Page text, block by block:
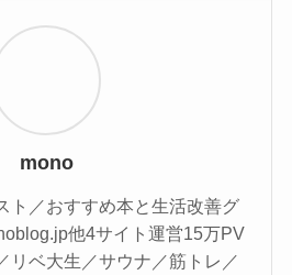
mono
ト／おすすめ本と生活改善グ
他4サイト運営15万PV
リベ大生／サウナ／筋トレ／